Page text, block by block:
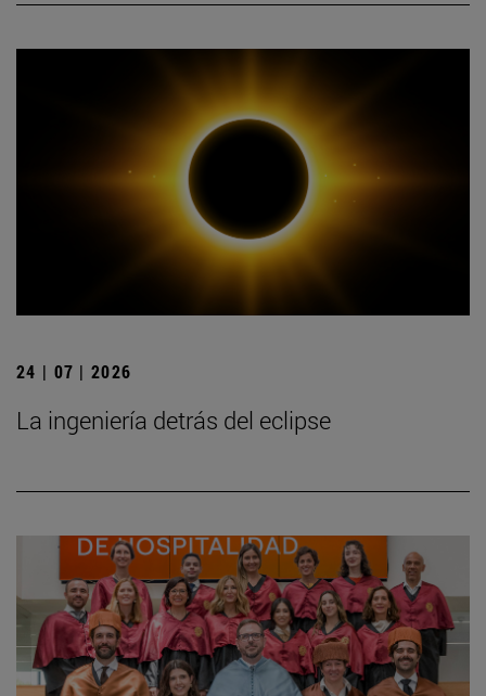
24 | 07 | 2026
La ingeniería detrás del eclipse